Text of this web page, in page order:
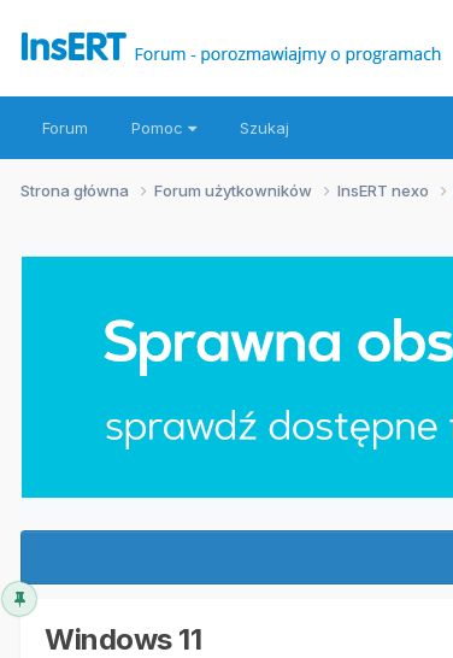
Forum Pomoc Szukaj
Strona główna Forum użytkowników InsERT nexo
Windows 11